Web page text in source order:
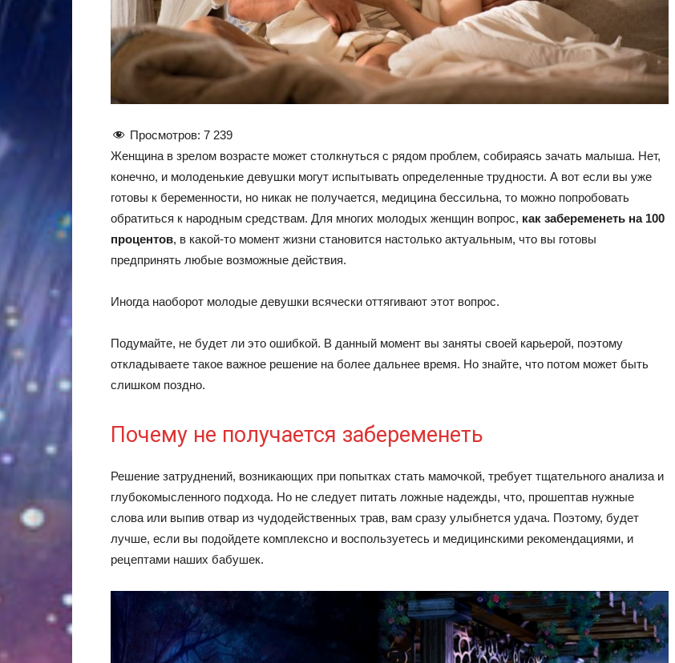
Просмотров: 7 239
Женщина в зрелом возрасте может столкнуться с рядом проблем, собираясь зачать малыша. Нет,
конечно, и молоденькие девушки могут испытывать определенные трудности. А вот если вы уже
готовы к беременности, но никак не получается, медицина бессильна, то можно попробовать
обратиться к народным средствам. Для многих молодых женщин вопрос, как забеременеть на 100
процентов, в какой-то момент жизни становится настолько актуальным, что вы готовы
предпринять любые возможные действия.
Иногда наоборот молодые девушки всячески оттягивают этот вопрос.
Подумайте, не будет ли это ошибкой. В данный момент вы заняты своей карьерой, поэтому
откладываете такое важное решение на более дальнее время. Но знайте, что потом может быть
слишком поздно.
Почему не получается забеременеть
Решение затруднений, возникающих при попытках стать мамочкой, требует тщательного анализа и
глубокомысленного подхода. Но не следует питать ложные надежды, что, прошептав нужные
слова или выпив отвар из чудодейственных трав, вам сразу улыбнется удача. Поэтому, будет
лучше, если вы подойдете комплексно и воспользуетесь и медицинскими рекомендациями, и
рецептами наших бабушек.